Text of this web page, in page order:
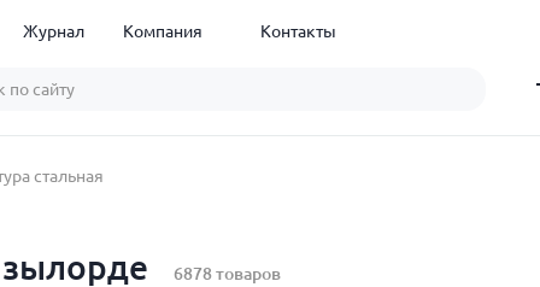
Журнал Компания Контакты
стальная
6878 товаров